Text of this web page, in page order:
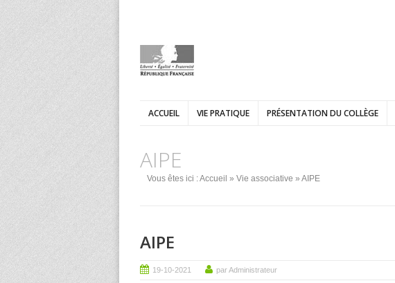
ACCUEIL VIE PRATIQUE PRÉSENTATION DU COLLÈGE
AIPE
Vous êtes ici :Accueil » Vie associative » AIPE
AIPE
19-10-2021 par Administrateur